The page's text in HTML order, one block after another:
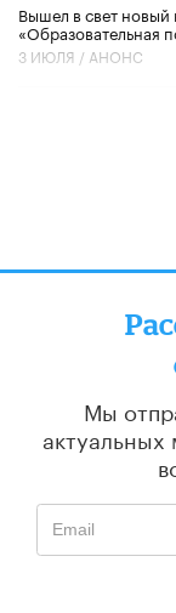
Вышел в свет
«Образовательная
3 ИЮЛЯ / АНОНС
Мы
актуальных